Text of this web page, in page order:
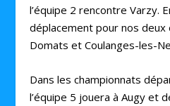
l’équipe 2 rencontre Varzy.
déplacement pour nos deux
Domats et Coulanges-les-
Dans les championnats
l’équipe 5 jouera à Augy et